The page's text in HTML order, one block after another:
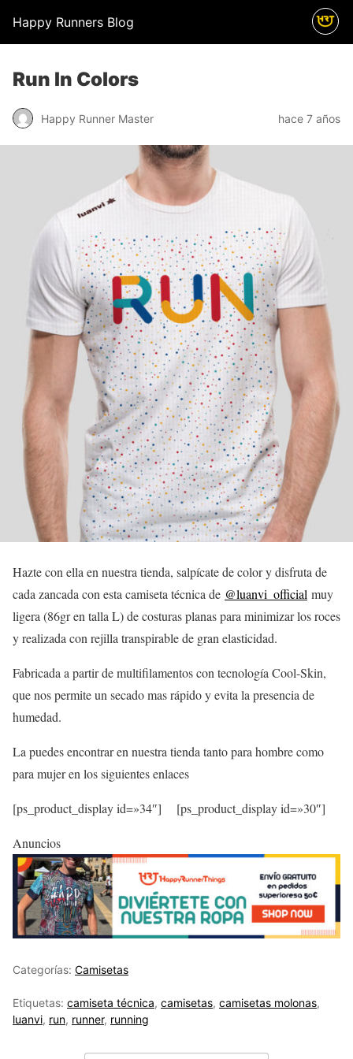
Happy Runners Blog
Run In Colors
Happy Runner Master hace 7 años
Hazte con ella en nuestra tienda, salpícate de color y disfruta de
cada zancada con esta camiseta técnica de @luanvi_official muy
ligera (86gr en talla L) de costuras planas para minimizar los roces
y realizada con rejilla transpirable de gran elasticidad.
Fabricada a partir de multifilamentos con tecnología Cool-Skin,
que nos permite un secado mas rápido y evita la presencia de
humedad.
La puedes encontrar en nuestra tienda tanto para hombre como
para mujer en los siguientes enlaces
[ps_product_display id=»34″] [ps_product_display id=»30″]
Anuncios
Categorías: Camisetas
Etiquetas: camiseta técnica, camisetas, camisetas molonas,
luanvi, run, runner, running